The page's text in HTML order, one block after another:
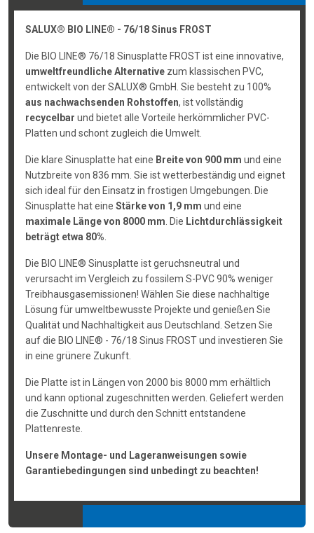
SALUX® BIO LINE® - 76/18 Sinus FROST
Die BIO LINE® 76/18 Sinusplatte FROST ist eine innovative,
umweltfreundliche Alternativezum klassischen PVC,
entwickelt von der SALUX® GmbH. Sie besteht zu 100%
aus nachwachsenden Rohstoffen, ist vollständig
recycelbar und bietet alle Vorteile herkömmlicher PVC-
Platten und schont zugleich die Umwelt.
Die klare Sinusplatte hat eine Breite von 900 mm und eine
Nutzbreite von 836 mm. Sie ist wetterbeständig und eignet
sich ideal für den Einsatz in frostigen Umgebungen. Die
Sinusplatte hat eine Stärke von 1,9 mm und eine
maximale Länge von 8000 mm . Die Lichtdurchlässigkeit
beträgt etwa 80%
Die BIO LINE® Sinusplatte ist geruchsneutral und
verursacht im Vergleich zu fossilem S-PVC 90% weniger
Treibhausgasemissionen! Wählen Sie diese nachhaltige
Lösung für umweltbewusste Projekte und genießen Sie
Qualität und Nachhaltigkeit aus Deutschland. Setzen Sie
auf die BIO LINE® - 76/18 Sinus FROST und investieren Sie
in eine grünere Zukunft.
Die Platte ist in Längen von 2000 bis 8000 mm erhältlich
und kann optional zugeschnitten werden. Geliefert werden
die Zuschnitte und durch den Schnitt entstandene
Plattenreste.
Unsere Montage- und Lageranweisungen sowie
Garantiebedingungen sind unbedingt zu beachten!